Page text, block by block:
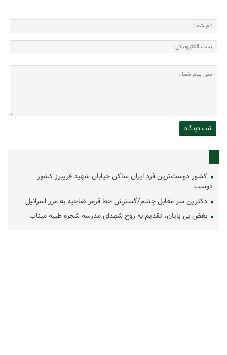
کشور دوست‌ترین فرد ایران ساکن خیابان شهید فریبرز کشور
دوست
دکترین سر مقابل چشم/گسترش خط قرمز ضاحیه به مرز اسرائیل
بغض بی پایان، تقدیم به روح شهدای مدرسه شجره طیبه میناب